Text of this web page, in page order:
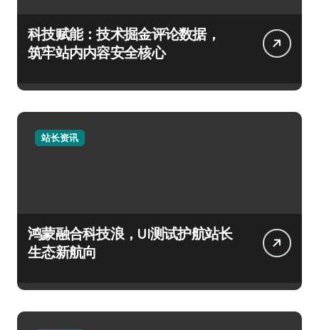
科技赋能：技术掘金评论数据，
筑牢站内内容安全核心
站长资讯
鸿蒙融合科技浪，UI测试护航站长
生态新航向